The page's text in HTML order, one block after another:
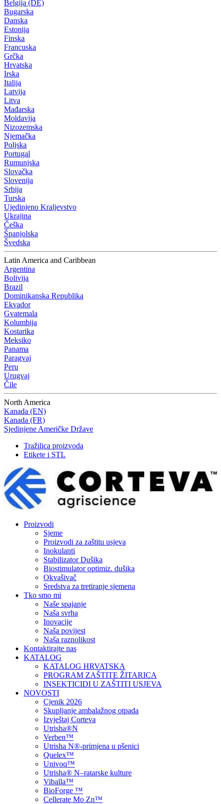
Belgija (DE)
Bugarska
Danska
Estonija
Finska
Francuska
Grčka
Hrvatska
Irska
Italija
Latvija
Litva
Mađarska
Moldavija
Nizozemska
Njemačka
Poljska
Portugal
Rumunjska
Slovačka
Slovenija
Srbija
Turska
Ujedinjeno Kraljevstvo
Ukrajina
Češka
Španjolska
Švedska
Latin America and Caribbean
Argentina
Bolivija
Brazil
Dominikanska Republika
Ekvador
Gvatemala
Kolumbija
Kostarika
Meksiko
Panama
Paragvaj
Peru
Urugvaj
Čile
North America
Kanada (EN)
Kanada (FR)
Sjedinjene Američke Države
Tražilica proizvoda
Etikete i STL
Proizvodi
Sjeme
Proizvodi za zaštitu usjeva
Inokulanti
Stabilizator Dušika
Biostimulator optimiz. dušika
Okvašivač
Sredstva za tretiranje sjemena
Tko smo mi
Naše spajanje
Naša svrha
Inovacije
Naša povijest
Naša raznolikost
Kontaktirajte nas
KATALOG
KATALOG HRVATSKA
PROGRAM ZAŠTITE ŽITARICA
INSEKTICIDI U ZAŠTITI USJEVA
NOVOSTI
Cjenik 2026
Skupljanje ambalažnog otpada
Izvještaj Corteva
Utrisha®N
Verben™
Utrisha N®-primjena u pšenici
Quelex™
Univoq™
Utrisha® N–ratarske kulture
Viballa™
BioForge ™
Cellerate Mo Zn™